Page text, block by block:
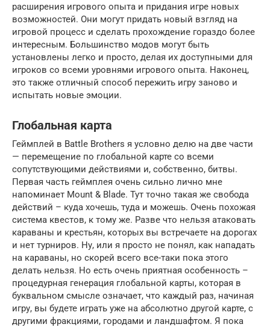
расширения игрового опыта и придания игре новых
возможностей. Они могут придать новый взгляд на
игровой процесс и сделать прохождение гораздо более
интересным. Большинство модов могут быть
установлены легко и просто, делая их доступными для
игроков со всеми уровнями игрового опыта. Наконец,
это также отличный способ пережить игру заново и
испытать новые эмоции.
Глобальная карта
Геймплей в Battle Brothers я условно делю на две части
— перемещение по глобальной карте со всеми
сопутствующими действиями и, собственно, битвы.
Первая часть геймплея очень сильно лично мне
напоминает Mount & Blade. Тут точно такая же свобода
действий – куда хочешь, туда и можешь. Очень похожая
система квестов, к тому же. Разве что нельзя атаковать
караваны и крестьян, которых вы встречаете на дорогах
и нет турниров. Ну, или я просто не понял, как нападать
на караваны, но скорей всего все-таки пока этого
делать нельзя. Но есть очень приятная особенность –
процедурная генерация глобальной карты, которая в
буквальном смысле означает, что каждый раз, начиная
игру, вы будете играть уже на абсолютно другой карте, с
другими фракциями, городами и ландшафтом. Я пока